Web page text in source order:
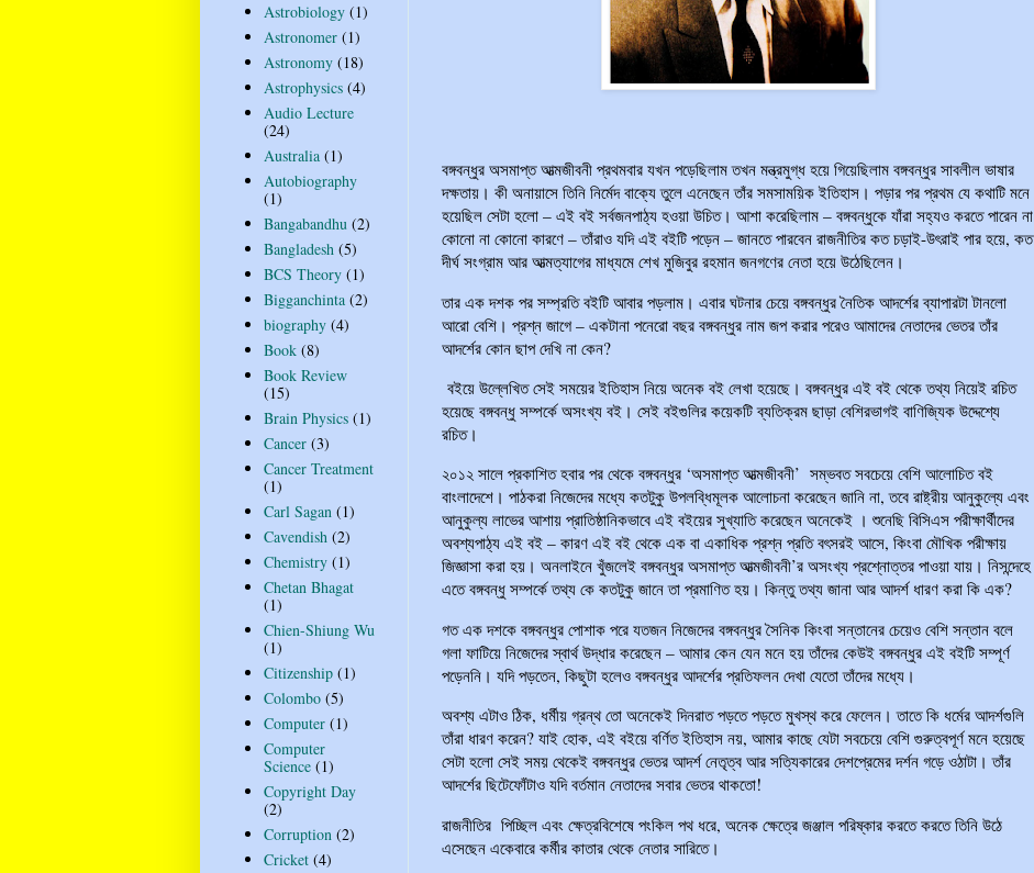
বঙ্গবন্ধুর অসমাপ্ত আত্মজীবনী প্রথমবার যখন পড়েছিলাম তখন মন্ত্রমুগ্ধ হয়ে গিয়েছিলাম বঙ্গবন্ধুর সাবলীল ভাষার
দক্ষতায়। কী অনায়াসে তিনি নির্মেদ বাক্যে তুলে এনেছেন তাঁর সমসাময়িক ইতিহাস। পড়ার পর প্রথম যে কথাটি মনে
হয়েছিল সেটা হলো – এই বই সর্বজনপাঠ্য হওয়া উচিত। আশা করেছিলাম – বঙ্গবন্ধুকে যাঁরা সহ্যও করতে পারেন না
কোনো না কোনো কারণে – তাঁরাও যদি এই বইটি পড়েন – জানতে পারবেন রাজনীতির কত চড়াই-উৎরাই পার হয়ে, কত
দীর্ঘ সংগ্রাম আর আত্মত্যাগের মাধ্যমে শেখ মুজিবুর রহমান জনগণের নেতা হয়ে উঠেছিলেন।
তার এক দশক পর সম্প্রতি বইটি আবার পড়লাম। এবার ঘটনার চেয়ে বঙ্গবন্ধুর নৈতিক আদর্শের ব্যাপারটা টানলো
আরো বেশি। প্রশ্ন জাগে – একটানা পনেরো বছর বঙ্গবন্ধুর নাম জপ করার পরেও আমাদের নেতাদের ভেতর তাঁর
আদর্শের কোন ছাপ দেখি না কেন?
বইয়ে উল্লেখিত সেই সময়ের ইতিহাস নিয়ে অনেক বই লেখা হয়েছে। বঙ্গবন্ধুর এই বই থেকে তথ্য নিয়েই রচিত
হয়েছে বঙ্গবন্ধু সম্পর্কে অসংখ্য বই। সেই বইগুলির কয়েকটি ব্যতিক্রম ছাড়া বেশিরভাগই বাণিজ্যিক উদ্দেশ্যে
রচিত।
২০১২ সালে প্রকাশিত হবার পর থেকে বঙ্গবন্ধুর ‘অসমাপ্ত আত্মজীবনী’ সম্ভবত সবচেয়ে বেশি আলোচিত বই
বাংলাদেশে। পাঠকরা নিজেদের মধ্যে কতটুকু উপলব্ধিমূলক আলোচনা করেছেন জানি না, তবে রাষ্ট্রীয় আনুকুল্যে এবং
আনুকুল্য লাভের আশায় প্রাতিষ্ঠানিকভাবে এই বইয়ের সুখ্যাতি করেছেন অনেকেই । শুনেছি বিসিএস পরীক্ষার্থীদের
অবশ্যপাঠ্য এই বই – কারণ এই বই থেকে এক বা একাধিক প্রশ্ন প্রতি বৎসরই আসে, কিংবা মৌখিক পরীক্ষায়
জিজ্ঞাসা করা হয়। অনলাইনে খুঁজলেই বঙ্গবন্ধুর অসমাপ্ত আত্মজীবনী’র অসংখ্য প্রশ্নোত্তর পাওয়া যায়। নিসন্দেহে
এতে বঙ্গবন্ধু সম্পর্কে তথ্য কে কতটুকু জানে তা প্রমাণিত হয়। কিন্তু তথ্য জানা আর আদর্শ ধারণ করা কি এক?
গত এক দশকে বঙ্গবন্ধুর পোশাক পরে যতজন নিজেদের বঙ্গবন্ধুর সৈনিক কিংবা সন্তানের চেয়েও বেশি সন্তান বলে
গলা ফাটিয়ে নিজেদের স্বার্থ উদ্ধার করেছেন – আমার কেন যেন মনে হয় তাঁদের কেউই বঙ্গবন্ধুর এই বইটি সম্পূর্ণ
পড়েননি। যদি পড়তেন, কিছুটা হলেও বঙ্গবন্ধুর আদর্শের প্রতিফলন দেখা যেতো তাঁদের মধ্যে।
অবশ্য এটাও ঠিক, ধর্মীয় গ্রন্থ তো অনেকেই দিনরাত পড়তে পড়তে মুখস্থ করে ফেলেন। তাতে কি ধর্মের আদর্শগুলি
তাঁরা ধারণ করেন? যাই হোক, এই বইয়ে বর্ণিত ইতিহাস নয়, আমার কাছে যেটা সবচেয়ে বেশি গুরুত্বপূর্ণ মনে হয়েছে
সেটা হলো সেই সময় থেকেই বঙ্গবন্ধুর ভেতর আদর্শ নেতৃত্ব আর সত্যিকারের দেশপ্রেমের দর্শন গড়ে ওঠাটা। তাঁর
আদর্শের ছিটেফোঁটাও যদি বর্তমান নেতাদের সবার ভেতর থাকতো!
রাজনীতির পিচ্ছিল এবং ক্ষেত্রবিশেষে পংকিল পথ ধরে, অনেক ক্ষেত্রে জঞ্জাল পরিষ্কার করতে করতে তিনি উঠে
এসেছেন একেবারে কর্মীর কাতার থেকে নেতার সারিতে।
Astrobiology (1)
Astronomer (1)
Astronomy (18)
Astrophysics (4)
Audio Lecture
(24)
Australia (1)
Autobiography
(1)
Bangabandhu (2)
Bangladesh (5)
BCS Theory (1)
Bigganchinta (2)
biography (4)
Book (8)
Book Review
(15)
Brain Physics (1)
Cancer (3)
Cancer Treatment
(1)
Carl Sagan (1)
Cavendish (2)
Chemistry (1)
Chetan Bhagat
(1)
Chien-Shiung Wu
(1)
Citizenship (1)
Colombo (5)
Computer (1)
Computer
Science (1)
Copyright Day
(2)
Corruption (2)
Cricket (4)